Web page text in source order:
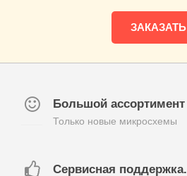
ЗАКАЗАТЬ
Большой ассортимент
Только новые микросхемы
Сервисная поддержка.